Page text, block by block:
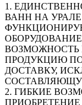
1.
ВАНН НА УРАЛЕ
ОБОРУДОВАНИЕ
ВОЗМОЖНОСТЬ
ПРОДУКЦИЮ
ДОСТАВКУ,
2. ГИБКИЕ